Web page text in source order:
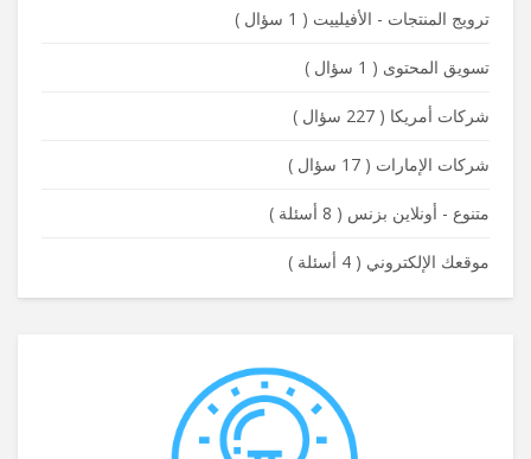
ترويج المنتجات - الأفيلييت ( 1 سؤال )
تسويق المحتوى ( 1 سؤال )
شركات أمريكا ( 227 سؤال )
شركات الإمارات ( 17 سؤال )
متنوع - أونلاين بزنس ( 8 أسئلة )
موقعك الإلكتروني ( 4 أسئلة )